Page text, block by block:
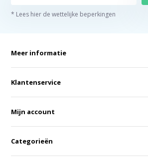
* Lees hier de wettelijke beperkingen
Meer informatie
Klantenservice
Mijn account
Categorieën